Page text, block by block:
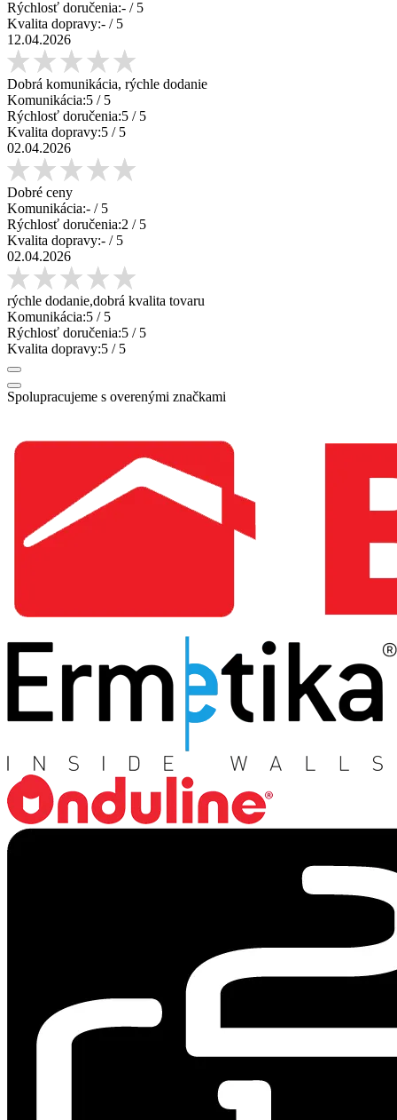
Rýchlosť doručenia:- / 5
Kvalita dopravy:- / 5
12.04.2026
Dobrá komunikácia, rýchle dodanie
Komunikácia:5 / 5
Rýchlosť doručenia:5 / 5
Kvalita dopravy:5 / 5
02.04.2026
Dobré ceny
Komunikácia:- / 5
Rýchlosť doručenia:2 / 5
Kvalita dopravy:- / 5
02.04.2026
rýchle dodanie,dobrá kvalita tovaru
Komunikácia:5 / 5
Rýchlosť doručenia:5 / 5
Kvalita dopravy:5 / 5
Spolupracujeme s overenými značkami